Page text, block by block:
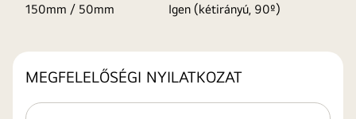
150mm / 50mm Igen (kétirányú, 90º)
MEGFELELŐSÉGI NYILATKOZAT